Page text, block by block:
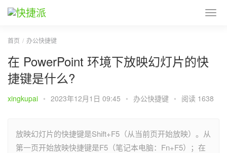
首页 办公快捷键
在 PowerPoint 环境下放映幻灯片的快
捷键是什么?
xingkupai • 2023年12月1日 09:45 • 办公快捷键 • 阅读 1638
放映幻灯片的快捷键是Shift+F5（从当前页开始放映）。​从
第一页开始放映快捷键是F5（笔记本电脑：Fn+F5）；在